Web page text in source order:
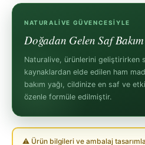
NATURALIVE GÜVENCESIYLE
Doğadan Gelen Saf Bakım
Naturalive, ürünlerini geliştirirken
kaynaklardan elde edilen ham
bakım yağı, cildinize en saf ve
özenle formüle edilmiştir.
⚠ Ürün bilgileri ve ambalaj